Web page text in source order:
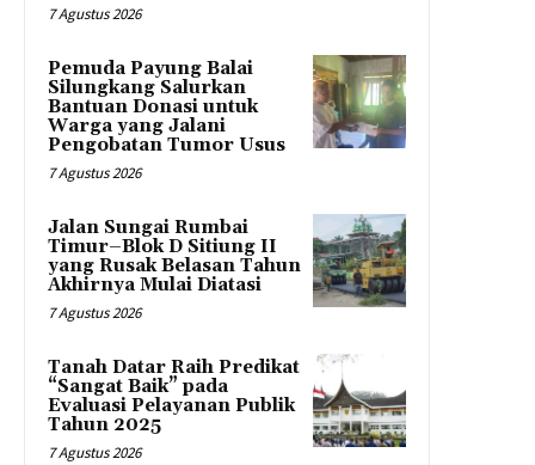
7 Agustus 2026
Pemuda Payung Balai
Silungkang Salurkan
Bantuan Donasi untuk
Warga yang Jalani
Pengobatan Tumor Usus
7 Agustus 2026
Jalan Sungai Rumbai
Timur–Blok D Sitiung II
yang Rusak Belasan Tahun
Akhirnya Mulai Diatasi
7 Agustus 2026
Tanah Datar Raih Predikat
“Sangat Baik” pada
Evaluasi Pelayanan Publik
Tahun 2025
7 Agustus 2026